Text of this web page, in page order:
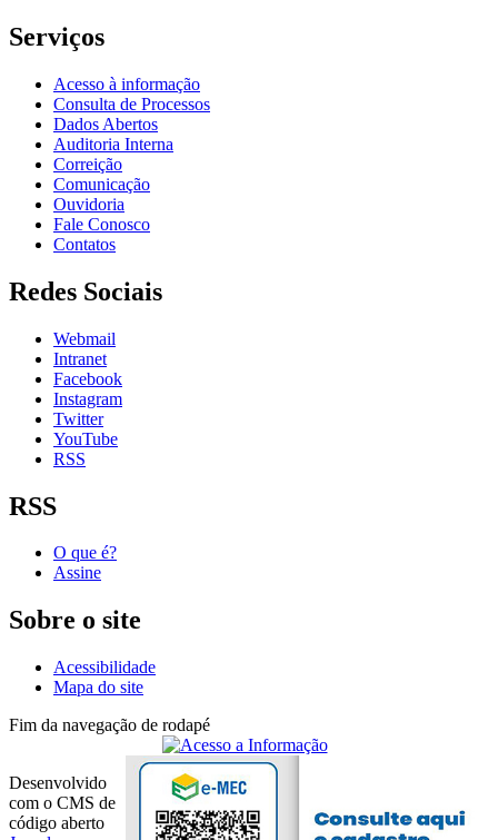
Serviços
Acesso à informação
Consulta de Processos
Dados Abertos
Auditoria Interna
Correição
Comunicação
Ouvidoria
Fale Conosco
Contatos
Redes Sociais
Webmail
Intranet
Facebook
Instagram
Twitter
YouTube
RSS
RSS
O que é?
Assine
Sobre o site
Acessibilidade
Mapa do site
Fim da navegação de rodapé
Desenvolvido
com o CMS de
código aberto